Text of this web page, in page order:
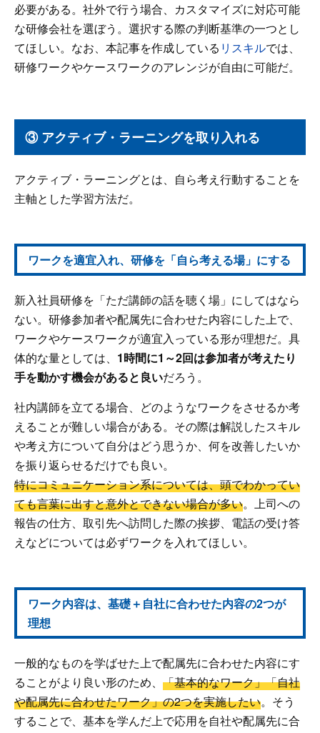
必要がある。社外で行う場合、カスタマイズに対応可能
な研修会社を選ぼう。選択する際の判断基準の一つとし
てほしい。なお、本記事を作成している リスキルでは、
研修ワークやケースワークのアレンジが自由に可能だ。
③ アクティブ・ラーニングを取り入れる
アクティブ・ラーニングとは、自ら考え行動することを
主軸とした学習方法だ。
ワークを適宜入れ、研修を「自ら考える場」にする
新入社員研修を「ただ講師の話を聴く場」にしてはなら
ない。研修参加者や配属先に合わせた内容にした上で、
ワークやケースワークが適宜入っている形が理想だ。具
体的な量としては、 1時間に1～2回は参加者が考えたり
手を動かす機会があると良いだろう。
社内講師を立てる場合、どのようなワークをさせるか考
えることが難しい場合がある。その際は解説したスキル
や考え方について自分はどう思うか、何を改善したいか
を振り返らせるだけでも良い。
特にコミュニケーション系については、頭でわかってい
ても言葉に出すと意外とできない場合が多い。上司への
報告の仕方、取引先へ訪問した際の挨拶、電話の受け答
えなどについては必ずワークを入れてほしい。
ワーク内容は、基礎＋自社に合わせた内容の2つが
理想
一般的なものを学ばせた上で配属先に合わせた内容にす
ることがより良い形のため、 「基本的なワーク」「自社
や配属先に合わせたワーク」の2つを実施したい。そう
することで、基本を学んだ上で応用を自社や配属先に合